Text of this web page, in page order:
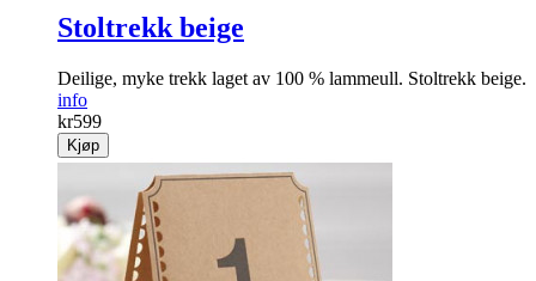
Stoltrekk beige
Deilige, myke trekk laget av 100 % lammeull. Stoltrekk beige.
info
kr599
Kjøp